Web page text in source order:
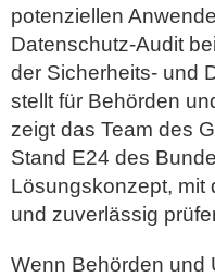
potenziellen
Datenschutz-Audit
der Sicherheits- und
stellt für Behörden
zeigt das Team des
Stand E24 des
Lösungskonzept, mit
und zuverlässig
Wenn Behörden und